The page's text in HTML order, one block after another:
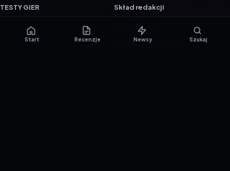
TESTY GIER Skład redakcji
Metodologia
Polityka redakcyjna
Start Recenzje Newsy Szukaj